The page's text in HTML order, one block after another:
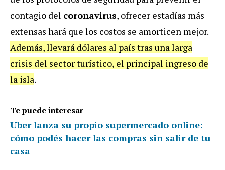
contagio del coronavirus, ofrecer estadías más
extensas hará que los costos se amorticen mejor.
Además, llevará dólares al país tras una larga
crisis del sector turístico, el principal ingreso de
la isla.
Te puede interesar
Uber lanza su propio supermercado online:
cómo podés hacer las compras sin salir de tu
casa